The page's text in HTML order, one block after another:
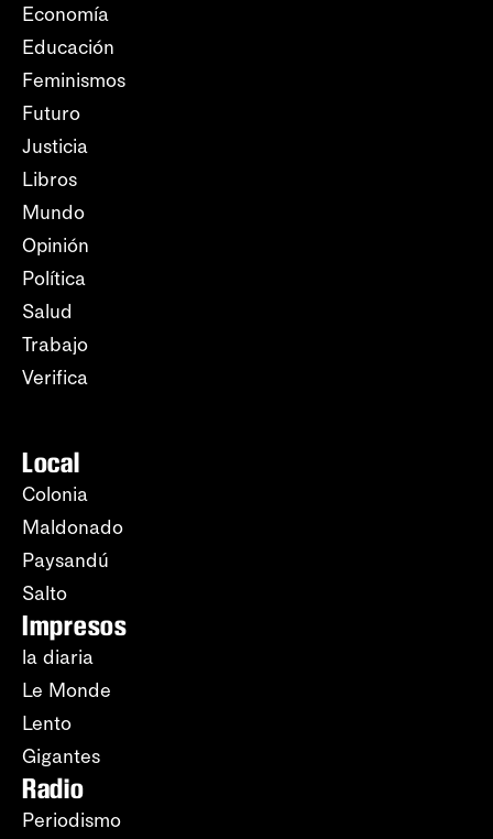
Economía
Educación
Feminismos
Futuro
Justicia
Libros
Mundo
Opinión
Política
Salud
Trabajo
Verifica
Local
Colonia
Maldonado
Paysandú
Salto
Impresos
la diaria
Le Monde
Lento
Gigantes
Radio
Periodismo